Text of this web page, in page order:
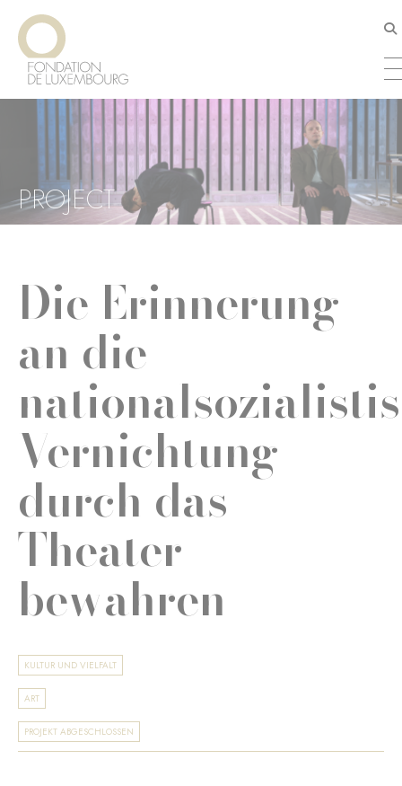
Direkt
zum
Inhalt
PROJECT
Die Erinnerung
an die
Vernichtung
durch das
Theater
bewahren
KULTUR UND VIELFALT
ART
PROJEKT ABGESCHLOSSEN
Cookie-Einstellungen